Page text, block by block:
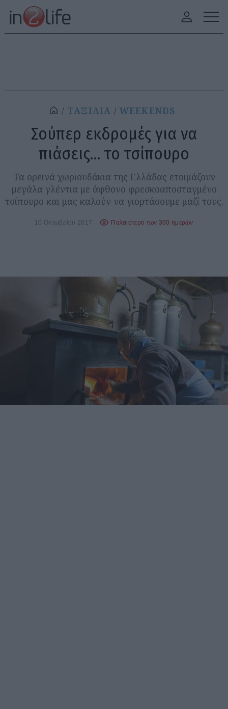
ΤΑΞΙΔΙΑ WEEKENDS
Σούπερ εκδρομές για να
πιάσεις… το τσίπουρο
Τα ορεινά χωριουδάκια της Ελλάδας ετοιμάζουν
μεγάλα γλέντια με άφθονο φρεσκοαποσταγμένο
τσίπουρο και μας καλούν να γιορτάσουμε μαζί τους.
10 Οκτωβρίου 2017 Παλαιότερο των 360 ημερών